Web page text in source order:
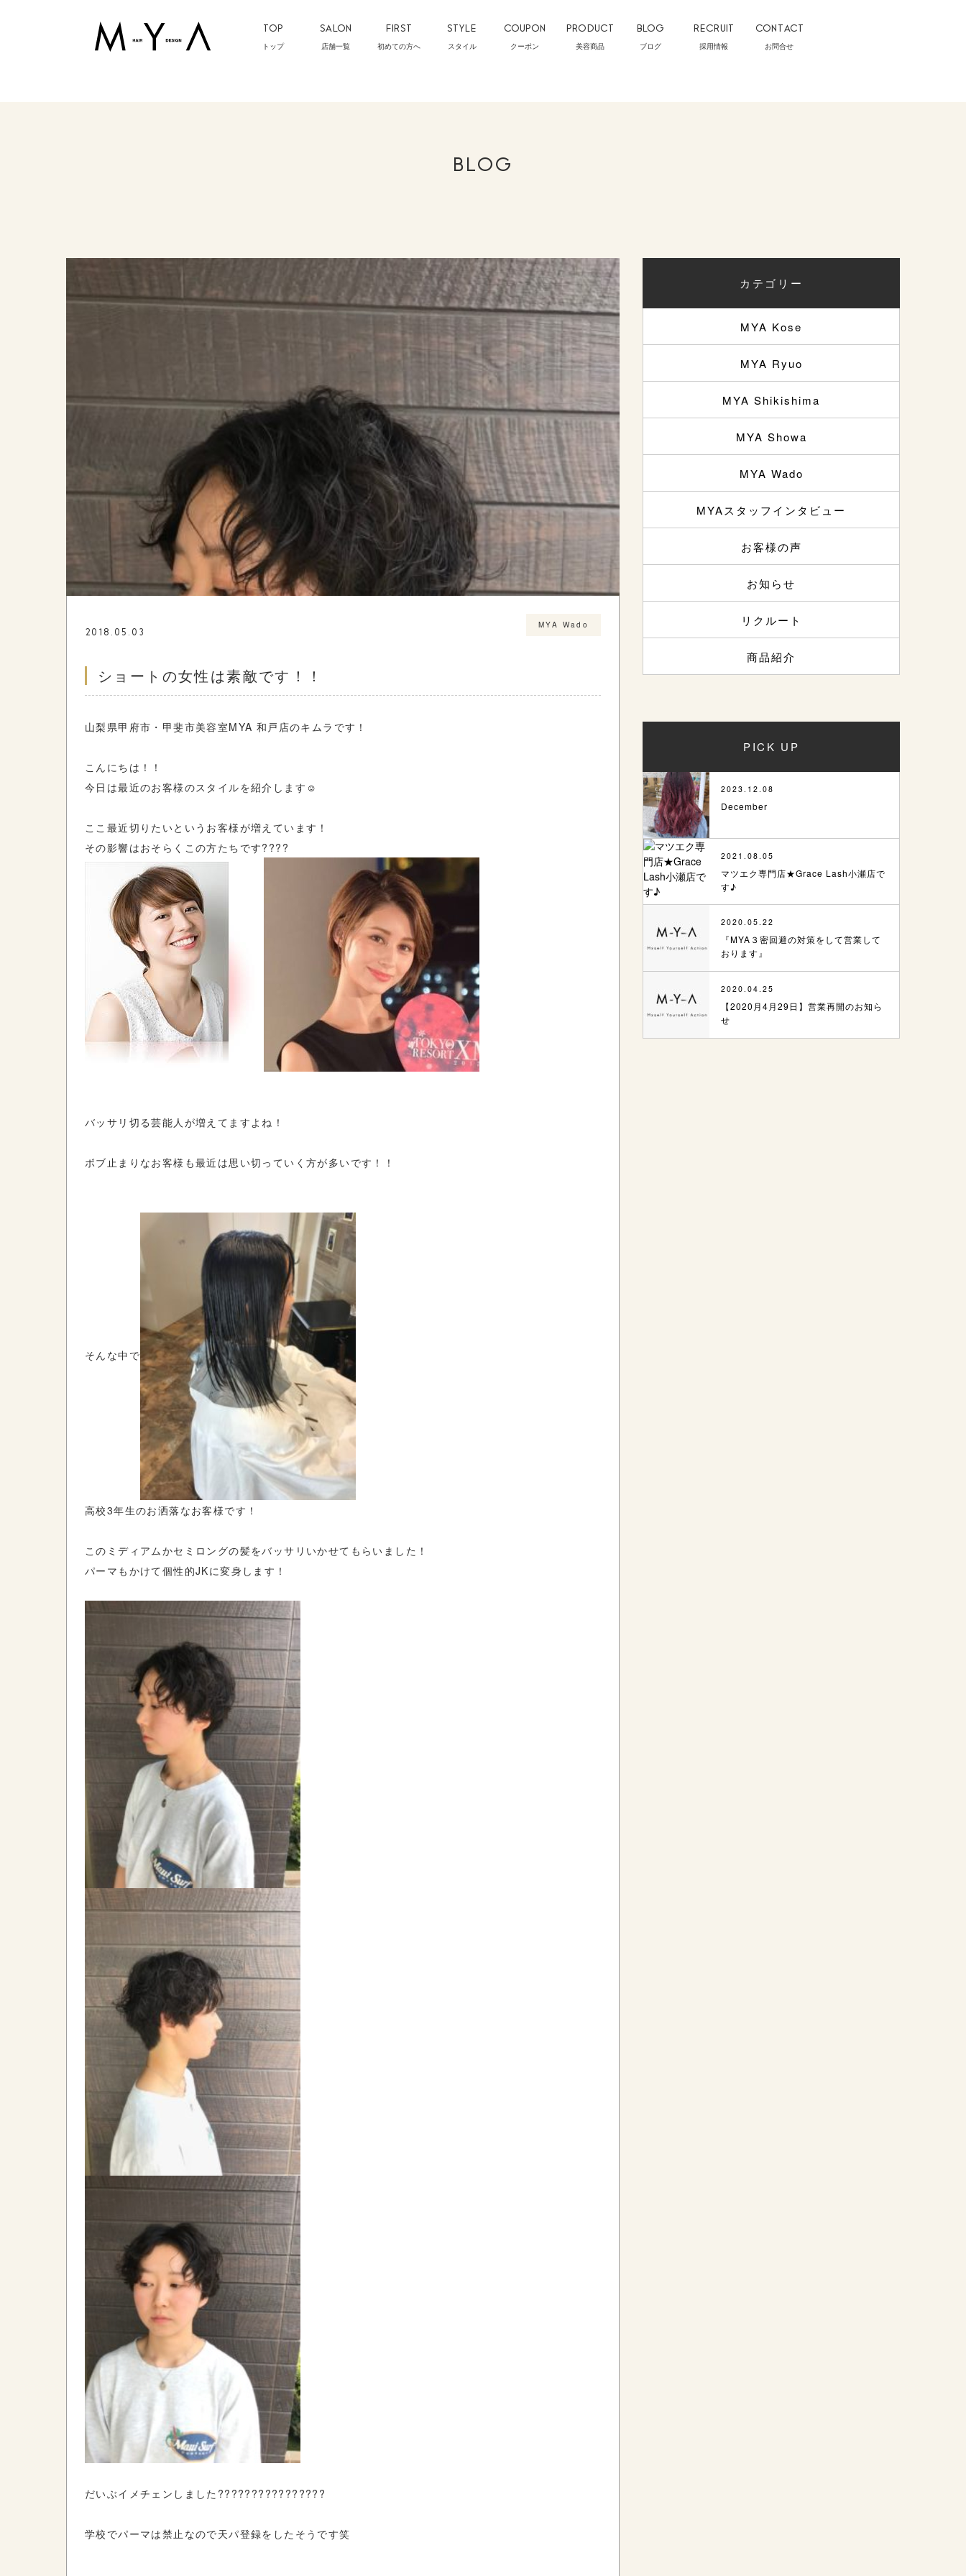
TOP
トップ
SALON
店舗一覧
FIRST
初めての方へ
STYLE
スタイル
COUPON
クーポン
PRODUCT
美容商品
BLOG
ブログ
RECRUIT
採用情報
CONTACT
お問合せ
BLOG
2018.05.03
MYA Wado
ショートの女性は素敵です！！
山梨県甲府市・甲斐市美容室MYA 和戸店のキムラです！
こんにちは！！
今日は最近のお客様のスタイルを紹介します☺️
ここ最近切りたいというお客様が増えています！
その影響はおそらくこの方たちです????
バッサリ切る芸能人が増えてますよね！
ボブ止まりなお客様も最近は思い切っていく方が多いです！！
そんな中で
高校3年生のお洒落なお客様です！
このミディアムかセミロングの髪をバッサリいかせてもらいました！
パーマもかけて個性的JKに変身します！
だいぶイメチェンしました????????????????
学校でパーマは禁止なので天パ登録をしたそうです笑
カテゴリー
MYA Kose
MYA Ryuo
MYA Shikishima
MYA Showa
MYA Wado
MYAスタッフインタビュー
お客様の声
お知らせ
リクルート
商品紹介
PICK UP
2023.12.08
December
2021.08.05
マツエク専門店★Grace Lash小瀬店で
す♪
2020.05.22
『MYA３密回避の対策をして営業して
おります』
2020.04.25
【2020月4月29日】営業再開のお知ら
せ